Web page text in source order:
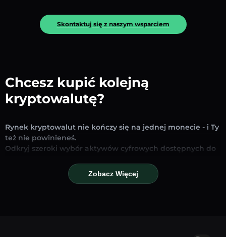
Skontaktuj się z naszym wsparciem
Chcesz kupić kolejną
kryptowalutę?
Rynek kryptowalut nie kończy się na jednej monecie - i Ty
też nie powinieneś.
Odkryj szeroki wybór aktywów cyfrowych dostępnych do
tego, czy szukasz uznanych stablecoinów, obiecujących
altcoinów czy nowych trendujących tokenów – znajdziesz
Zobacz Więcej